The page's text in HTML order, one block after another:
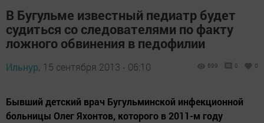
В Бугульме известный педиатр будет
судиться со следователями по факту
ложного обвинения в педофилии
Ильнур, 15 сентября 2013 - 06:10 699 0 0
Бывший детский врач Бугульминской инфекционной
больницы Олег Яхонтов, которого в 2011-м году